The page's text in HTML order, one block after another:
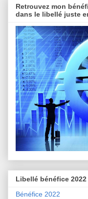
Retrouvez mon
dans le libellé juste
Libellé bénéfice 2022
Bénéfice 2022